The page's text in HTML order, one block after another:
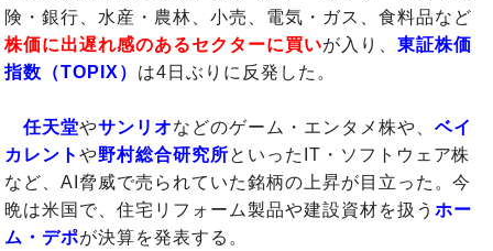
険・銀行、水産・農林、小売、電気・ガス、食料品など
株価に出遅れ感のあるセクターに買いが入り、 東証株価
指数（TOPIX） は4日ぶりに反発した。
任天堂やサンリオなどのゲーム・エンタメ株や、 ベイ
カレントや野村総合研究所といったIT・ソフトウェア株
など、AI脅威で売られていた銘柄の上昇が目立った。今
晩は米国で、住宅リフォーム製品や建設資材を扱う ホー
ム・デポが決算を発表する。